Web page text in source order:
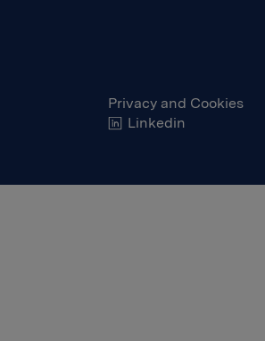
Privacy and Cookies
Linkedin